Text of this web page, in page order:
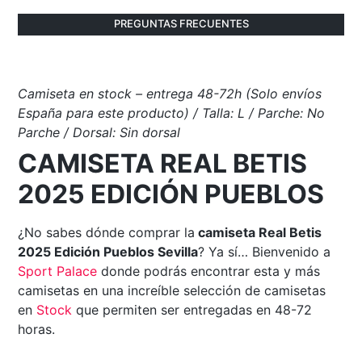
PREGUNTAS FRECUENTES
Camiseta en stock – entrega 48-72h (Solo envíos
España para este producto) / Talla: L / Parche: No
Parche / Dorsal: Sin dorsal
CAMISETA REAL BETIS
2025 EDICIÓN PUEBLOS
¿No sabes dónde comprar la camiseta Real Betis
2025 Edición Pueblos Sevilla? Ya sí… Bienvenido a
Sport Palace donde podrás encontrar esta y más
camisetas en una increíble selección de camisetas
en Stock que permiten ser entregadas en 48-72
horas.